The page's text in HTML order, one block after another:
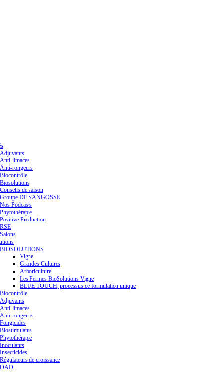
Adjuvants
Anti-limaces
Anti-rongeurs
Biocontrôle
Biosolutions
Conseils de saison
Groupe DE SANGOSSE
Nos Podcasts
Phytothérapie
Positive Production
RSE
Salons
BIOSOLUTIONS
Vigne
Grandes Cultures
Arboriculture
Les Fermes BioSolutions Vigne
BLUE TOUCH, processus de formulation unique
Biocontrôle
Adjuvants
Anti-limaces
Anti-rongeurs
Fongicides
Biostimulants
Phytothérapie
Inoculants
Insecticides
Régulateurs de croissance
OAD